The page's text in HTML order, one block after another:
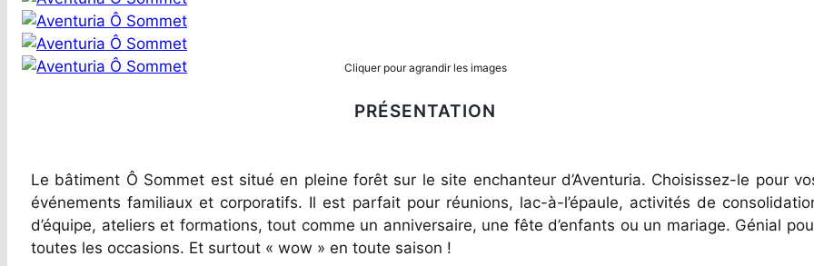
Cliquer pour agrandir les images
PRÉSENTATION
Le bâtiment Ô Sommet est situé en pleine forêt sur le site enchanteur d’Aventuria. Choisissez-le pour
événements familiaux et corporatifs. Il est parfait pour réunions, lac-à-l’épaule, activités de
d’équipe, ateliers et formations, tout comme un anniversaire, une fête d’enfants ou un mariage. Génial
toutes les occasions. Et surtout « wow » en toute saison !